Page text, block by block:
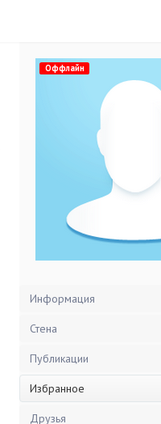
Оффлайн
Информация
Стена
Публикации
Избранное
Друзья